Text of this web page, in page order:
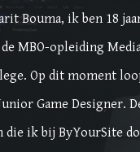
Bouma, ik ben 18
MBO-opleiding
Op dit moment
Game Designer.
die ik bij ByYourSite